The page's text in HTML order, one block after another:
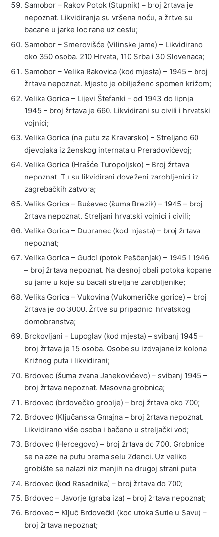
Samobor – Rakov Potok (Stupnik) – broj žrtava je
nepoznat. Likvidiranja su vršena noću, a žrtve su
bacane u jarke locirane uz cestu;
Samobor – Smerovišće (Vilinske jame) – Likvidirano
oko 350 osoba. 210 Hrvata, 110 Srba i 30 Slovenaca;
Samobor – Velika Rakovica (kod mjesta) – 1945 – broj
žrtava nepoznat. Mjesto je obilježeno spomen križom;
Velika Gorica – Lijevi Štefanki – od 1943 do lipnja
1945 – broj žrtava je 660. Likvidirani su civili i hrvatski
vojnici;
Velika Gorica (na putu za Kravarsko) – Streljano 60
djevojaka iz ženskog internata u Preradovićevoj;
Velika Gorica (Hrašće Turopoljsko) – Broj žrtava
nepoznat. Tu su likvidirani doveženi zarobljenici iz
zagrebačkih zatvora;
Velika Gorica – Buševec (šuma Brezik) – 1945 – broj
žrtava nepoznat. Streljani hrvatski vojnici i civili;
Velika Gorica – Dubranec (kod mjesta) – broj žrtava
nepoznat;
Velika Gorica – Gudci (potok Peščenjak) – 1945 i 1946
– broj žrtava nepoznat. Na desnoj obali potoka kopane
su jame u koje su bacali streljane zarobljenike;
Velika Gorica – Vukovina (Vukomeričke gorice) – broj
žrtava je do 3000. Žrtve su pripadnici hrvatskog
domobranstva;
Brckovljani – Lupoglav (kod mjesta) – svibanj 1945 –
broj žrtava je 15 osoba. Osobe su izdvajane iz kolona
Križnog puta i likvidirani;
Brdovec (šuma zvana Janekovićevo) – svibanj 1945 –
broj žrtava nepoznat. Masovna grobnica;
Brdovec (brdovečko groblje) – broj žrtava oko 700;
Brdovec (Ključanska Gmajna – broj žrtava nepoznat.
Likvidirano više osoba i bačeno u streljački vod;
Brdovec (Hercegovo) – broj žrtava do 700. Grobnice
se nalaze na putu prema selu Zdenci. Uz veliko
grobište se nalazi niz manjih na drugoj strani puta;
Brdovec (kod Rasadnika) – broj žrtava do 700;
Brdovec – Javorje (graba iza) – broj žrtava nepoznat;
Brdovec – Ključ Brdovečki (kod utoka Sutle u Savu) –
broj žrtava nepoznat;